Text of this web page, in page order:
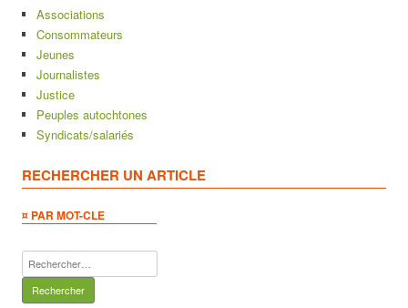
Associations
Consommateurs
Jeunes
Journalistes
Justice
Peuples autochtones
Syndicats/salariés
RECHERCHER UN ARTICLE
¤ PAR MOT-CLE
Rechercher :